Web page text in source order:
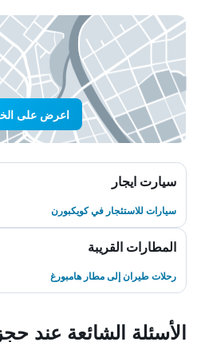
اعرض على
سيارت ايجار
سيارات للاستئجار في كويكبورن
المطارات القريبة
رحلات طيران إلى مطار هامبورغ